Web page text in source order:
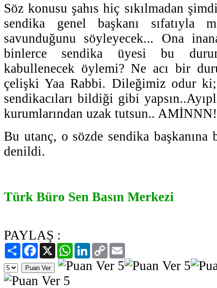
Söz konusu şahıs hiç sıkılmadan
sendika genel başkanı sıfatıyla
savunduğunu söyleyecek... Ona
binlerce sendika üyesi bu
kabullenecek öylemi? Ne acı bir
çelişki Yaa Rabbi. Dileğimiz odur
sendikacıları bildiği gibi
kurumlarından uzak tutsun.. AMİNNN!
Bu utanç, o sözde sendika
denildi.
Türk Büro Sen Basın Merkezi
PAYLAŞ :
PaylaşFacebook
X WhatsAppLinkedIn
Copy
Link